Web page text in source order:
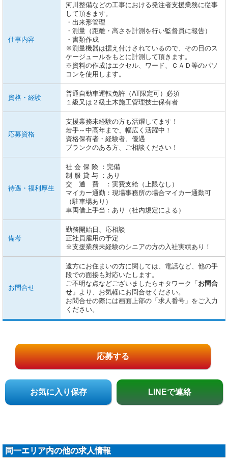
仕事内容
河川整備などの工事における発注者支援業務に従事
して頂きます。
・出来形管理
・測量（距離・高さを計測を行い監督員に報告）
・書類作成
※測量機器は据え付けされているので、その日のス
ケージュールをもとに計測して頂きます。
※資料の作成はエクセル、ワード、ＣＡＤ等のパソ
コンを使用します。
資格・経験
普通自動車運転免許（AT限定可）必須
１級又は２級土木施工管理技士保有者
応募資格
支援業務未経験の方も活躍してます！
若手～中高年まで、幅広く活躍中！
資格保有者・経験者、優遇
ブランクのある方、ご相談ください！
待遇・福利厚生
社 会 保 険 ：完備
制 服 貸 与 ：あり
交 通 費 ：実費支給（上限なし）
マイカー通勤：現場事務所の場合マイカー通勤可
（駐車場あり）
車両借上手当：あり（社内規定による）
備考
勤務開始日、応相談
正社員雇用の予定
※支援業務未経験のシニアの方の入社実績あり！
お問合せ
遠方にお住まいの方に関しては、電話など、他の手
段での面接も対応いたします。
ご不明な点などございましたらキタワーク「 お問合
せ 」より、お気軽にお問合せください。
お問合せの際には画面上部の「求人番号」をご入力
ください。
応募する
お気に入り保存 LINEで連絡
同一エリア内の他の求人情報